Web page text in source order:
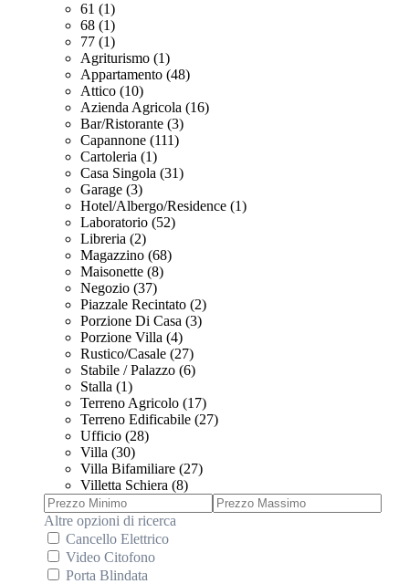
61 (1)
68 (1)
77 (1)
Agriturismo (1)
Appartamento (48)
Attico (10)
Azienda Agricola (16)
Bar/Ristorante (3)
Capannone (111)
Cartoleria (1)
Casa Singola (31)
Garage (3)
Hotel/Albergo/Residence (1)
Laboratorio (52)
Libreria (2)
Magazzino (68)
Maisonette (8)
Negozio (37)
Piazzale Recintato (2)
Porzione Di Casa (3)
Porzione Villa (4)
Rustico/Casale (27)
Stabile / Palazzo (6)
Stalla (1)
Terreno Agricolo (17)
Terreno Edificabile (27)
Ufficio (28)
Villa (30)
Villa Bifamiliare (27)
Villetta Schiera (8)
Altre opzioni di ricerca
Cancello Elettrico
Video Citofono
Porta Blindata